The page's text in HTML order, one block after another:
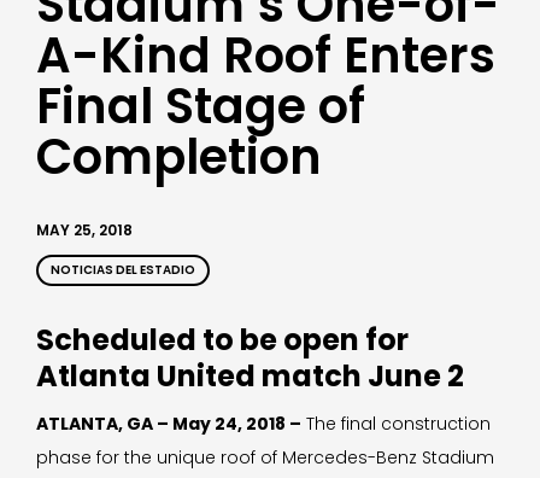
A-Kind Roof Enters
Final Stage of
Completion
MAY 25, 2018
NOTICIAS DEL ESTADIO
Scheduled to be open for
Atlanta United match June 2
ATLANTA, GA – May 24, 2018 – The final construction
phase for the unique roof of Mercedes-Benz Stadium